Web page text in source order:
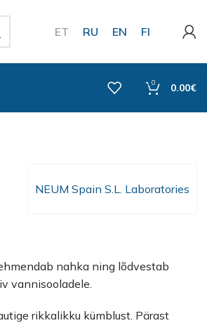
ET RU EN FI
0 0.00€
NEUM Spain S.L. Laboratories
nahka ning lõdvestab
vannisooladele.
rikkalikku kümblust. Pärast